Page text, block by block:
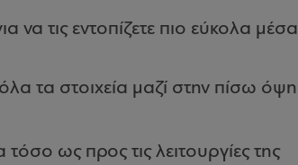
τις εντοπίζετε πιο εύκολα μέσα
τα στοιχεία μαζί στην πίσω όψη
ως προς τις λειτουργίες της